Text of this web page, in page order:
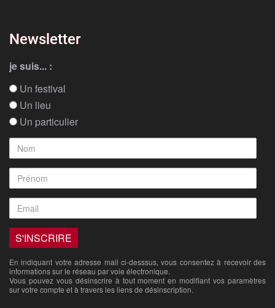
Newsletter
je suis... :
Un festival
Un lieu
Un particulier
En indiquant votre adresse mail ci-desssus, vous consentez à recevoir des
informations sur le réseau par voie électronique.
Vous pouvez vous désinscrire à tout moment en modifiant vos paramètres
sur votre compte et à travers les liens de désinscription.